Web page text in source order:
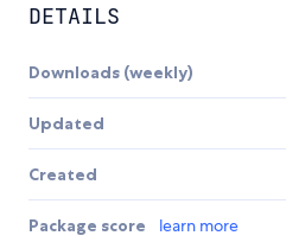
DETAILS
Downloads (weekly)
Updated
Created
Package score
learn more